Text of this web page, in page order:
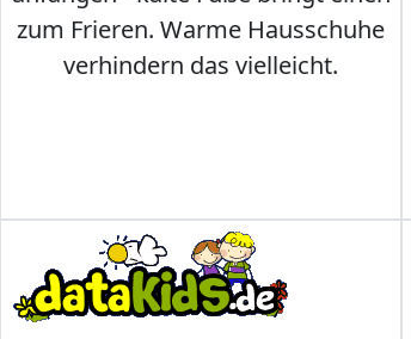
zum Frieren. Warme Hausschuhe
verhindern das vielleicht.